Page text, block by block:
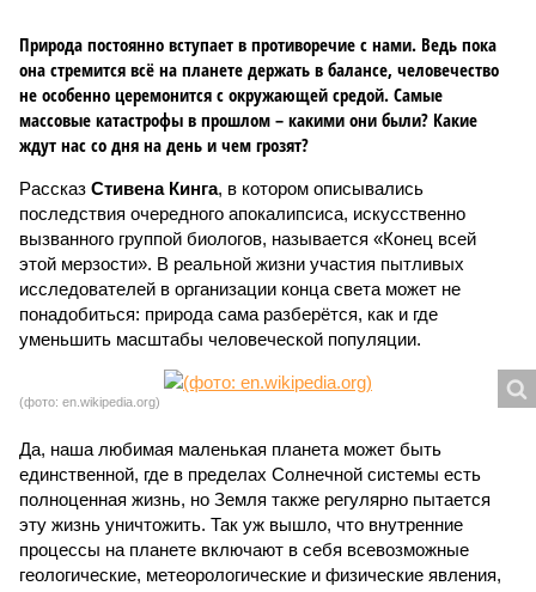
Природа постоянно вступает в противоречие с нами. Ведь пока
она стремится всё на планете держать в балансе, человечество
не особенно церемонится с окружающей средой. Самые
массовые катастрофы в прошлом – какими они были? Какие
ждут нас со дня на день и чем грозят?
Рассказ Стивена Кинга, в котором описывались
последствия очередного апокалипсиса, искусственно
вызванного группой биологов, называется «Конец всей
этой мерзости». В реальной жизни участия пытливых
исследователей в организации конца света может не
понадобиться: природа сама разберётся, как и где
уменьшить масштабы человеческой популяции.
(фото: en.wikipedia.org)
Да, наша любимая маленькая планета может быть
единственной, где в пределах Солнечной системы есть
полноценная жизнь, но Земля также регулярно пытается
эту жизнь уничтожить. Так уж вышло, что внутренние
процессы на планете включают в себя всевозможные
геологические, метеорологические и физические явления,